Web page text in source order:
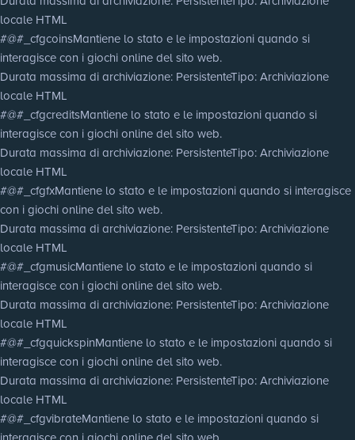
locale HTML
#@#_cfgcoinsMantiene lo stato e le impostazioni quando si
interagisce con i giochi online del sito web.
Durata massima di archiviazione: PersistenteTipo: Archiviazione
locale HTML
#@#_cfgcreditsMantiene lo stato e le impostazioni quando si
interagisce con i giochi online del sito web.
Durata massima di archiviazione: PersistenteTipo: Archiviazione
locale HTML
#@#_cfgfxMantiene lo stato e le impostazioni quando si interagisce
con i giochi online del sito web.
Durata massima di archiviazione: PersistenteTipo: Archiviazione
locale HTML
#@#_cfgmusicMantiene lo stato e le impostazioni quando si
interagisce con i giochi online del sito web.
Durata massima di archiviazione: PersistenteTipo: Archiviazione
locale HTML
#@#_cfgquickspinMantiene lo stato e le impostazioni quando si
interagisce con i giochi online del sito web.
Durata massima di archiviazione: PersistenteTipo: Archiviazione
locale HTML
#@#_cfgvibrateMantiene lo stato e le impostazioni quando si